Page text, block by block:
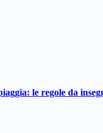
le regole da